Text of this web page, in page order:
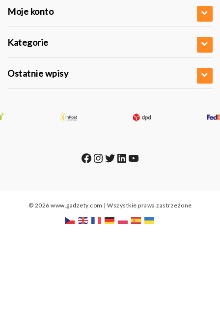
Moje konto
Kategorie
Ostatnie wpisy
Facebook
Instagram
Twitter
LinkedIn
YouTube
© 2026 www.gadzety.com | Wszystkie prawa zastrzeżone